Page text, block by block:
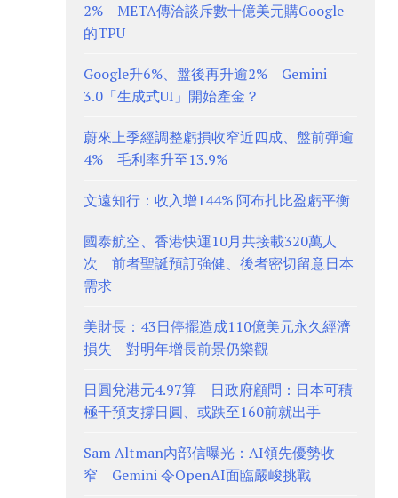
2% META傳洽談斥數十億美元購Google
的TPU
Google升6%、盤後再升逾2% Gemini
3.0「生成式UI」開始產金？
蔚來上季經調整虧損收窄近四成、盤前彈逾
4% 毛利率升至13.9%
文遠知行：收入增144% 阿布扎比盈虧平衡
國泰航空、香港快運10月共接載320萬人
次 前者聖誕預訂強健、後者密切留意日本
需求
美財長：43日停擺造成110億美元永久經濟
損失 對明年增長前景仍樂觀
日圓兌港元4.97算 日政府顧問：日本可積
極干預支撐日圓、或跌至160前就出手
Sam Altman內部信曝光：AI領先優勢收
窄 Gemini 令OpenAI面臨嚴峻挑戰